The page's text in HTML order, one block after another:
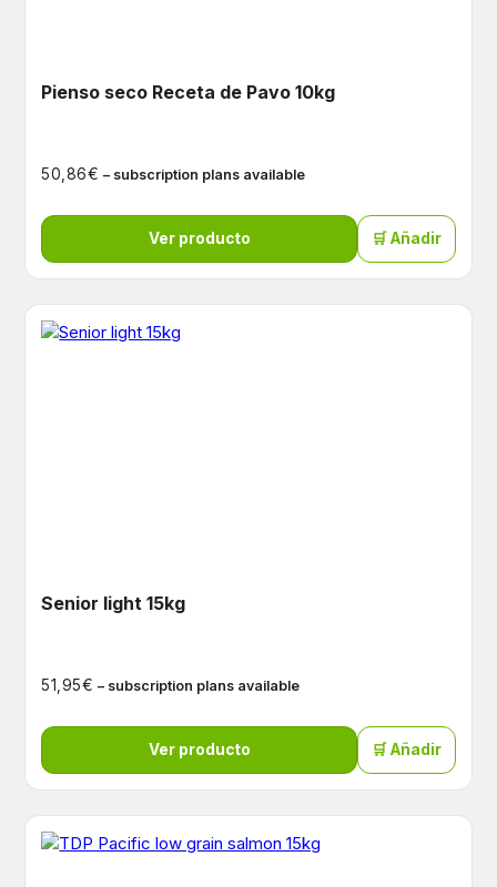
Pienso seco Receta de Pavo 10kg
50,86€ – subscription plans available
Ver producto 🛒 Añadir
Senior light 15kg
51,95€ – subscription plans available
Ver producto 🛒 Añadir